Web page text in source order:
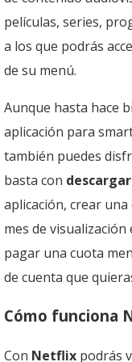
películas, series,
a los que podrás
de su menú.
Aunque hasta hace
aplicación para
también puedes
basta con
aplicación, crear
mes de
pagar una cuota
de cuenta que
Cómo funciona
Con Netflix podrás